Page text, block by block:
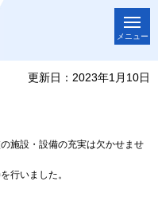
メニュー
更新日：2023年1月10日
施設・設備の充実は欠かせませ
行いました。